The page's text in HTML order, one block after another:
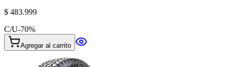
$ 483.999
C/U-70%
Agregar al carrito